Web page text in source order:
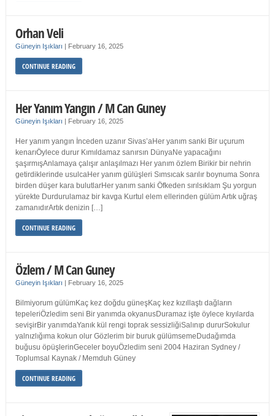
Orhan Veli
Güneyin Işıkları | February 16, 2025
CONTINUE READING
Her Yanım Yangın / M Can Guney
Güneyin Işıkları | February 16, 2025
Her yanım yangın İnceden uzanır Sivas’aHer yanım sanki Bir uçurum
kenarıÖylece durur Kımıldamaz sanırsın DünyaNe yapacağını
şaşırmışAnlamaya çalışır anlaşılmazı Her yanım özlem Birikir bir nehrin
getirdiklerinde usulcaHer yanım gülüşleri Sımsıcak sarılır boynuma Sonra
birden düşer kara bulutlarHer yanım sanki Öfkeden sırılsıklam Şu yorgun
yürekte Durdurulamaz bir kavga Kurtul elem ellerinden gülüm Artık uğraş
zamanıdırArtık denizin […]
CONTINUE READING
Özlem / M Can Guney
Güneyin Işıkları | February 16, 2025
Bilmiyorum gülümKaç kez doğdu güneşKaç kez kızıllaştı dağların
tepeleriÖzledim seni Bir yanımda okyanusDuramaz işte öylece kıyılarda
sevişirBir yanımdaYanık kül rengi toprak sessizliğiSalınıp dururSokulur
yalnızlığıma kokun olur Gözlerim bir buruk gülümsemeDudağımda
buğusu öpüşlerinGeceler boyuÖzledim seni 2004 Haziran Sydney /
Toplumsal Kaynak / Memduh Güney
CONTINUE READING